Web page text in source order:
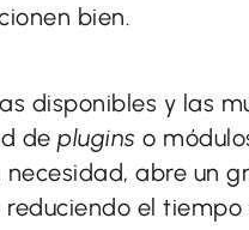
bien.
disponibles y las
de plugins o
abre un
reduciendo el tiempo